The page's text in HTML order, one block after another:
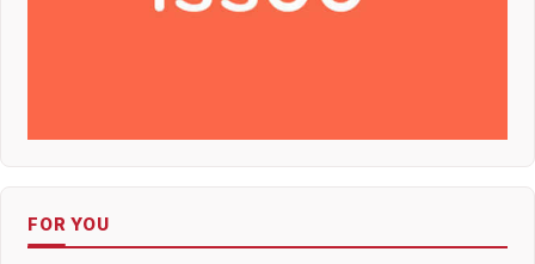
FOR YOU